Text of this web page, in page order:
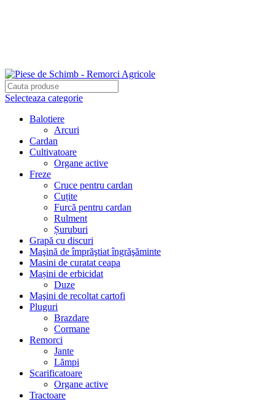
Selecteaza categorie
Balotiere
Arcuri
Cardan
Cultivatoare
Organe active
Freze
Cruce pentru cardan
Cuțite
Furcă pentru cardan
Rulment
Șuruburi
Grapă cu discuri
Maşină de împrăştiat îngrăşăminte
Masini de curatat ceapa
Mașini de erbicidat
Duze
Maşini de recoltat cartofi
Pluguri
Brazdare
Cormane
Remorci
Jante
Lămpi
Scarificatoare
Organe active
Tractoare